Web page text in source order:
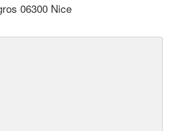
06300 Nice